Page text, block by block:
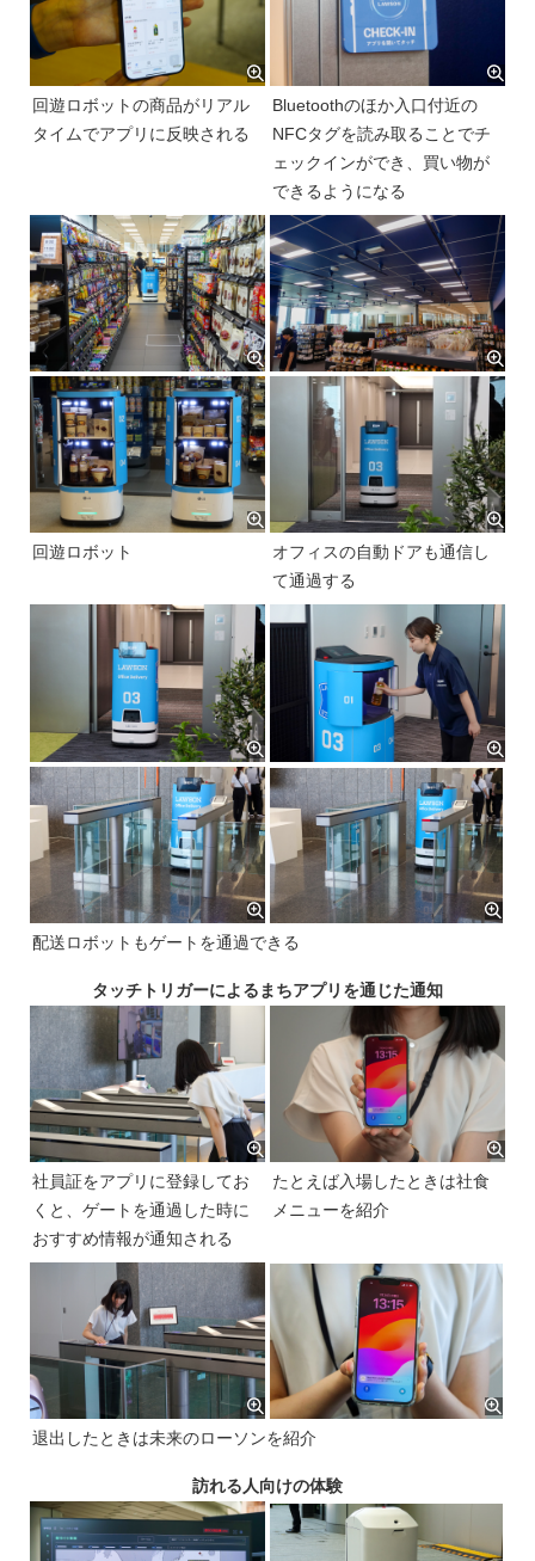
回遊ロボットの商品がリアル
タイムでアプリに反映される
Bluetoothのほか入口付近の
NFCタグを読み取ることでチ
ェックインができ、買い物が
できるようになる
回遊ロボット
オフィスの自動ドアも通信し
て通過する
配送ロボットもゲートを通過できる
タッチトリガーによるまちアプリを通じた通知
社員証をアプリに登録してお
くと、ゲートを通過した時に
おすすめ情報が通知される
たとえば入場したときは社食
メニューを紹介
退出したときは未来のローソンを紹介
訪れる人向けの体験